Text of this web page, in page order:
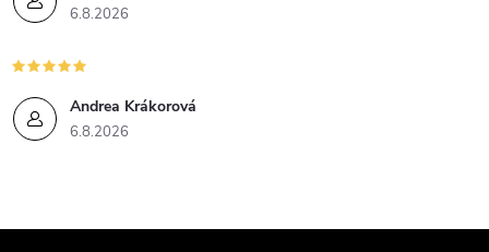
6.8.2026
Andrea Krákorová
6.8.2026